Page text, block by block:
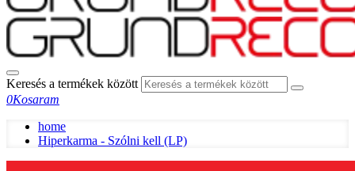
Keresés a termékek között
0Kosaram
home
Hiperkarma - Szólni kell (LP)